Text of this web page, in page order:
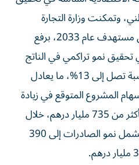
وتمكنت وزارة التجارة
الخارجية، من خلاله من تحقيق مستهدف عام 2033، برفع
نمو تراكمي في الناتج
المحلي الإجمالي الحقيقي بنسبة تصل إلى 13%، ما يعادل
المشروع المتوقع في زيادة
قيمة التجارة الخارجية للدولة بأكثر من 735 مليار درهم، خلال
الفترة من 2024 إلى 2033، تشمل نمو الصادرات إلى 390